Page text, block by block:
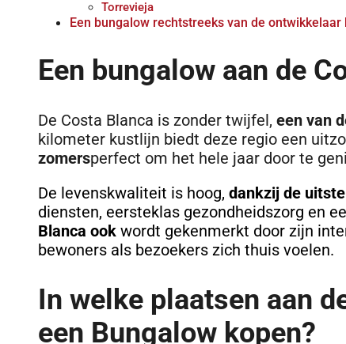
Torrevieja
Een bungalow rechtstreeks van de
Een bungalow aan de
De Costa Blanca is zonder twijfel, een van
kilometer kustlijn biedt deze regio een
zomersperfect om het hele jaar door te
De levenskwaliteit is hoog, dankzij de
diensten, eersteklas gezondheidszorg en
Blanca ook wordt gekenmerkt door zijn
bewoners als bezoekers zich thuis voelen.
In welke plaatsen aan
een Bungalow kopen?